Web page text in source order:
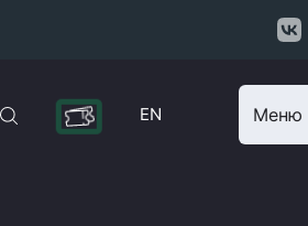
EN Меню